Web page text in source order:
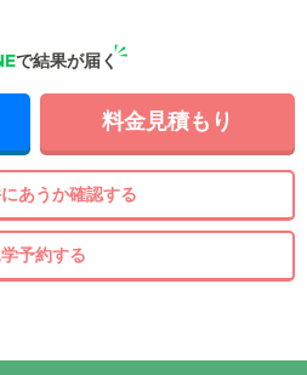
で結果が届く
料金見積もり
あうか確認する
学予約する